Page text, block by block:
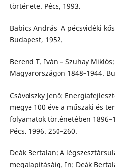
története. Pécs, 1993.
Babics András: A pécsvidéki
Budapest, 1952.
Berend T. Iván – Szuhay
Magyarországon 1848–1944.
Csávolszky Jenő:
megye 100 éve a műszaki és
folyamatok történetében
Pécs, 1996. 250–260.
Deák Bertalan: A
megalapításáig. In: Deák